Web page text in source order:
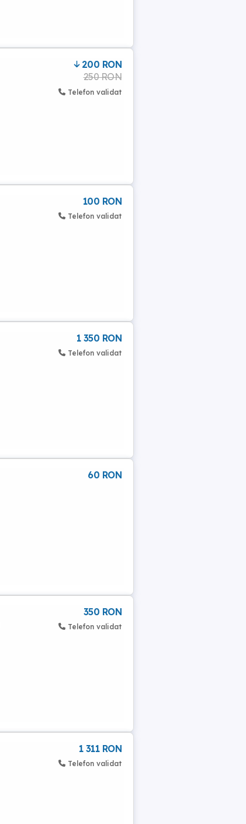
200 RON
250 RON
Telefon validat
100 RON
Telefon validat
1 350 RON
Telefon validat
60 RON
350 RON
Telefon validat
1 311 RON
Telefon validat